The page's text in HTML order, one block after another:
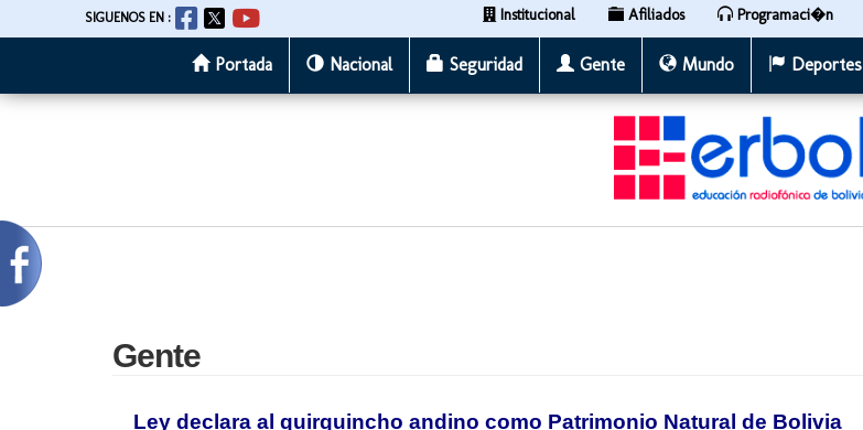
al
SIGUENOS EN : Institucional Afiliados Programaci�n
Portada Nacional Seguridad Gente Mundo Deportes
Gente
Ley declara al quirquincho andino como Patrimonio Natural de Bolivia